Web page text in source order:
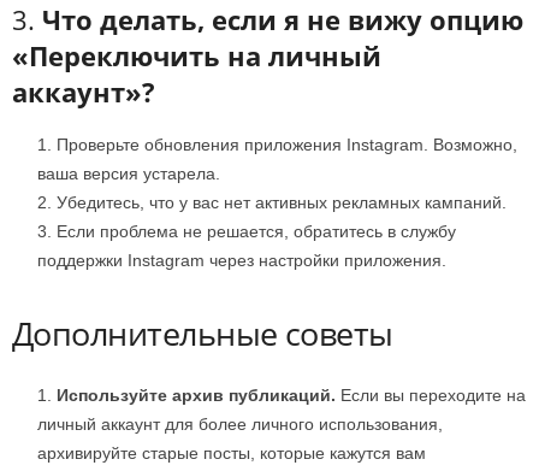
3. Что делать, если я не вижу опцию
«Переключить на личный
аккаунт»?
Проверьте обновления приложения Instagram. Возможно,
ваша версия устарела.
Убедитесь, что у вас нет активных рекламных кампаний.
Если проблема не решается, обратитесь в службу
поддержки Instagram через настройки приложения.
Дополнительные советы
Используйте архив публикаций. Если вы переходите на
личный аккаунт для более личного использования,
архивируйте старые посты, которые кажутся вам